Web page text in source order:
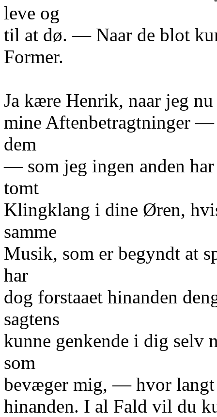
leve og
til at dø. — Naar de blot
Former.
Ja kære Henrik, naar jeg
mine Aftenbetragtninger
dem
— som jeg ingen anden
tomt
Klingklang i dine Øren,
samme
Musik, som er begyndt at
har
dog forstaaet hinanden
sagtens
kunne genkende i dig selv
som
bevæger mig, — hvor langt
hinanden. I al Fald vil du